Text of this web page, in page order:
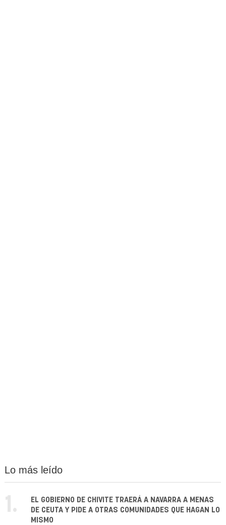
Lo más leído
1.
EL GOBIERNO DE CHIVITE TRAERÁ A NAVARRA A MENAS
DE CEUTA Y PIDE A OTRAS COMUNIDADES QUE HAGAN LO
MISMO